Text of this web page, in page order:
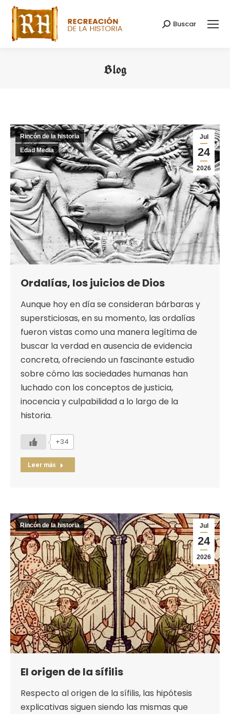
Buscar:
Buscar
Blog
Jul
24
2026
Rincón de la historia
Edad Media
Ordalías, los juicios de Dios
Aunque hoy en día se consideran bárbaras y
supersticiosas, en su momento, las ordalías
fueron vistas como una manera legítima de
buscar la verdad en ausencia de evidencia
concreta, ofreciendo un fascinante estudio
sobre cómo las sociedades humanas han
luchado con los conceptos de justicia,
inocencia y culpabilidad a lo largo de la
historia.
+34
Leer más
Jul
24
2026
Rincón de la historia
El origen de la sífilis
Respecto al origen de la sífilis, las hipótesis
explicativas siguen siendo las mismas que